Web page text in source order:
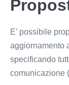
E’ possibile
aggiornamento
specificando
comunicazione